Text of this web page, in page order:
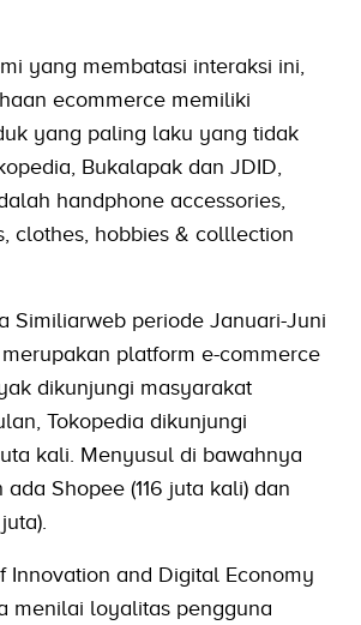
yang membatasi interaksi ini,
ecommerce memiliki
yang paling laku yang tidak
Bukalapak dan JDID,
handphone accessories,
clothes, hobbies & colllection
Similiarweb periode Januari-Juni
platform e-commerce
dikunjungi masyarakat
Tokopedia dikunjungi
kali. Menyusul di bawahnya
Shopee (116 juta kali) dan
Innovation and Digital Economy
menilai loyalitas pengguna